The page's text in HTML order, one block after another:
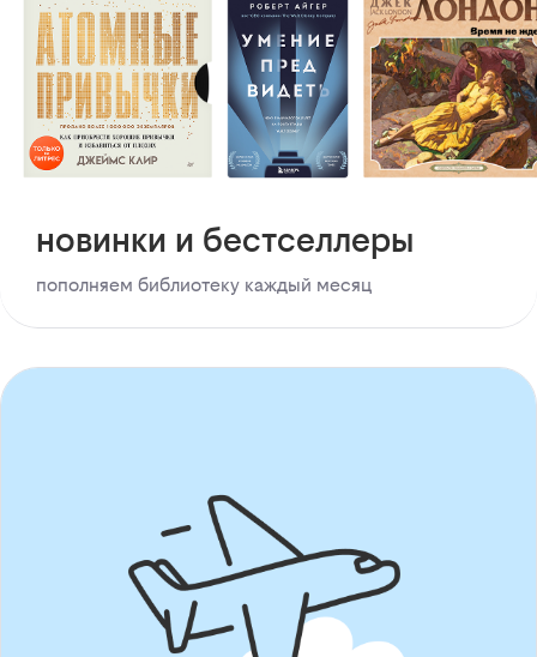
новинки и бестселлеры
пополняем библиотеку каждый месяц